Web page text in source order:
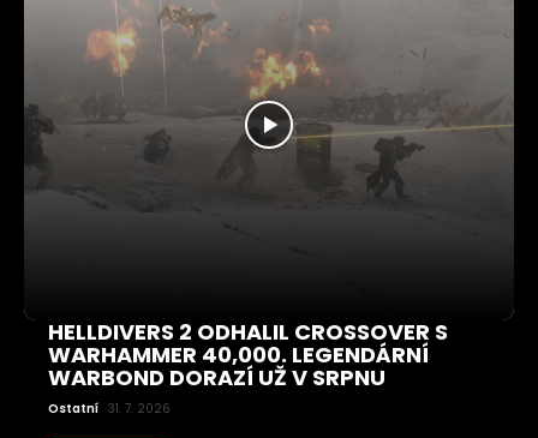
HELLDIVERS 2 ODHALIL CROSSOVER S
WARHAMMER 40,000. LEGENDÁRNÍ
WARBOND DORAZÍ UŽ V SRPNU
Ostatní 31. 7. 2026